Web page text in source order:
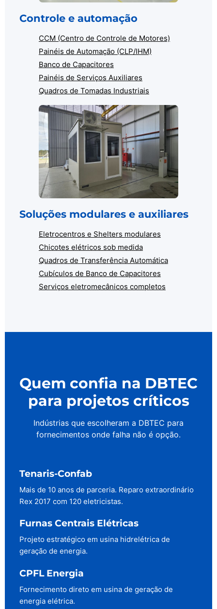
Controle e automação
CCM (Centro de Controle de Motores)
Painéis de Automação (CLP/IHM)
Banco de Capacitores
Painéis de Serviços Auxiliares
Quadros de Tomadas Industriais
Soluções modulares e auxiliares
Eletrocentros e Shelters modulares
Chicotes elétricos sob medida
Quadros de Transferência Automática
Cubículos de Banco de Capacitores
Serviços eletromecânicos completos
Quem confia na DBTEC
para projetos críticos
Indústrias que escolheram a DBTEC para
fornecimentos onde falha não é opção.
Tenaris-Confab
Mais de 10 anos de parceria. Reparo extraordinário
Rex 2017 com 120 eletricistas.
Furnas Centrais Elétricas
Projeto estratégico em usina hidrelétrica de
geração de energia.
CPFL Energia
Fornecimento direto em usina de geração de
energia elétrica.